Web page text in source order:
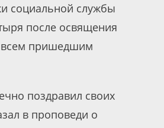
социальной службы
после освящения
всем пришедшим
поздравил своих
в проповеди о